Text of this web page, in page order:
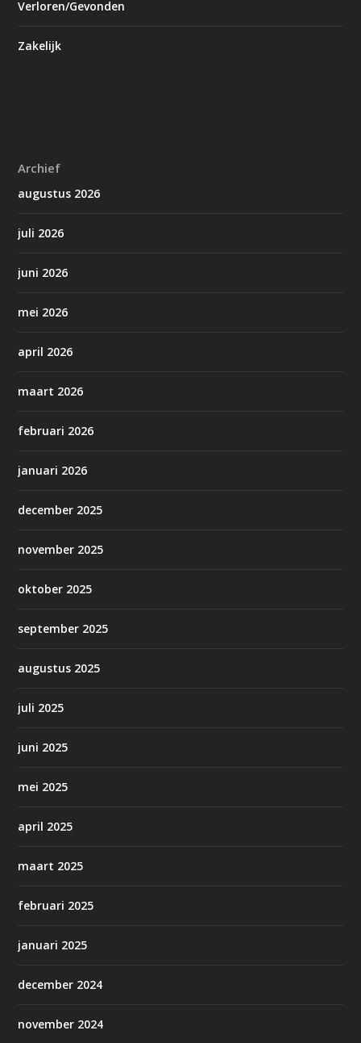
Verloren/Gevonden
Zakelijk
Archief
augustus 2026
juli 2026
juni 2026
mei 2026
april 2026
maart 2026
februari 2026
januari 2026
december 2025
november 2025
oktober 2025
september 2025
augustus 2025
juli 2025
juni 2025
mei 2025
april 2025
maart 2025
februari 2025
januari 2025
december 2024
november 2024